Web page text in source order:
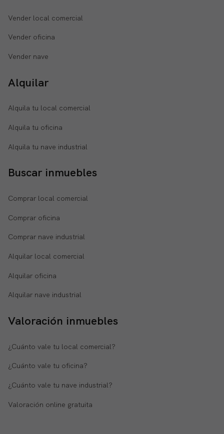
Vender local comercial
Vender oficina
Vender nave
Alquilar
Alquila tu local comercial
Alquila tu oficina
Alquila tu nave industrial
Buscar inmuebles
Comprar local comercial
Comprar oficina
Comprar nave industrial
Alquilar local comercial
Alquilar oficina
Alquilar nave industrial
Valoración inmuebles
¿Cuánto vale tu local comercial?
¿Cuánto vale tu oficina?
¿Cuánto vale tu nave industrial?
Valoración online gratuita